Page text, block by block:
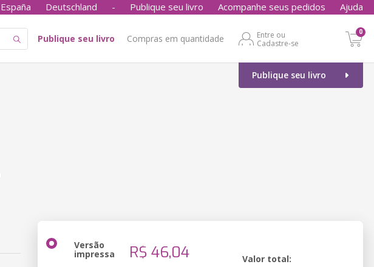
España Deutschland - Publique seu livro Acompanhe seus pedidos Ajuda
Publique seu livro Compras em quantidade
Entre ou
Cadastre-se
0
Publique seu livro
Versão
impressa R$ 46,04 Valor total: